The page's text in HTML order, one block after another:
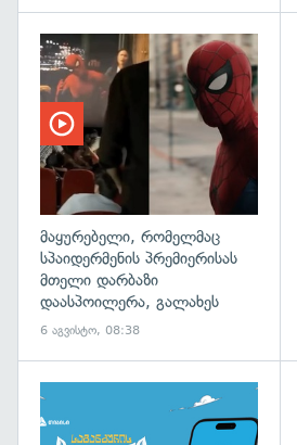
მაყურებელი, რომელმაც
სპაიდერმენის პრემიერისას
მთელი დარბაზი
დაასპოილერა, გალახეს
6 აგვისტო, 08:38